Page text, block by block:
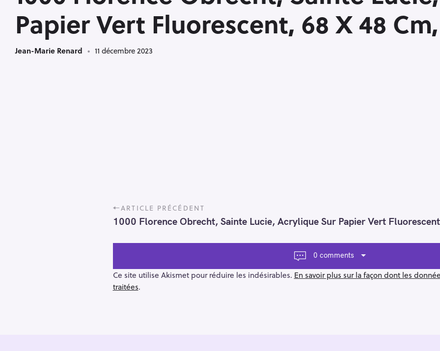
Papier Vert Fluorescent, 68 X 48 Cm,
Jean-Marie Renard 11 décembre 2023
P
o
s
t
v
i
ARTICLE PRÉCÉDENT
1000 Florence Obrecht, Sainte Lucie, Acrylique Sur Papier Vert
0 comments
Ce site utilise Akismet pour réduire les indésirables. En savoir plus sur la façon dont les
traitées.